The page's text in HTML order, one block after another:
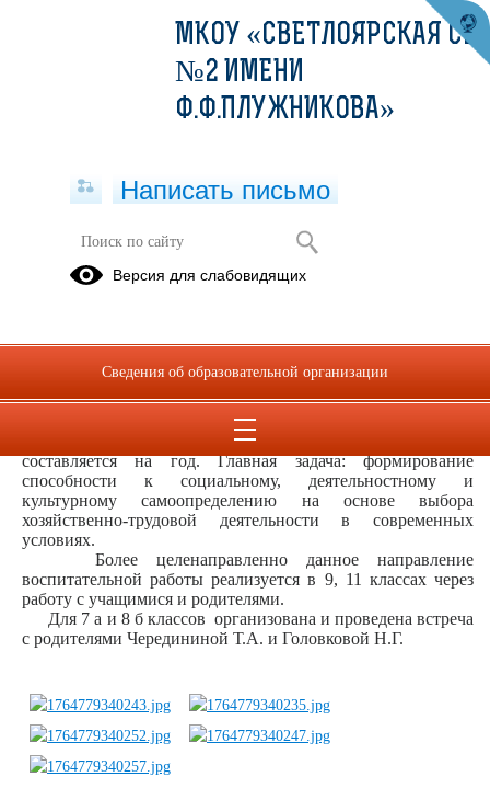
Знакомство с профессией - юрист
Одно из приоритетных направлений воспитательной
работы в школе является профессиональное воспитание,
вся информация по его содержанию отражается в
воспитательной программе. Содержание реализуется через
учебную и внеучебную деятельность. Основные
мероприятия отражены в воспитательном плане, который
составляется на год. Главная задача: формирование
способности к социальному, деятельностному и
культурному самоопределению на основе выбора
хозяйственно-трудовой деятельности в современных
условиях.
Более целенаправленно данное направление
воспитательной работы реализуется в 9, 11 классах через
работу с учащимися и родителями.
Для 7 а и 8 б классов организована и проведена встреча
с родителями Чередининой Т.А. и Головковой Н.Г.
МКОУ «СВЕТЛОЯРСКАЯ СШ
№2 ИМЕНИ
Ф.Ф.ПЛУЖНИКОВА»
Написать письмо
Версия для слабовидящих
Сведения об образовательной организации